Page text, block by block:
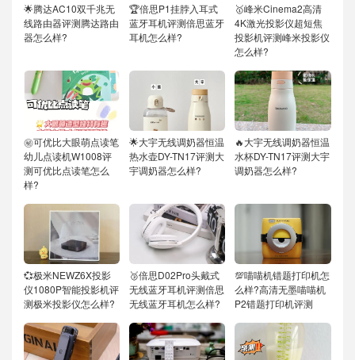
🌟腾达AC10双千兆无
线路由器评测腾达路由
器怎么样?
🏆倍思P1挂脖入耳式
蓝牙耳机评测倍思蓝牙
耳机怎么样?
🥇峰米Cinema2高清
4K激光投影仪超短焦
投影机评测峰米投影仪
怎么样?
㊙️可优比大眼萌点读笔
幼儿点读机W1008评
测可优比点读笔怎么
样?
🌟大宇无线调奶器恒温
热水壶DY-TN17评测大
宇调奶器怎么样?
🔥大宇无线调奶器恒温
水杯DY-TN17评测大宇
调奶器怎么样?
💞极米NEWZ6X投影
仪1080P智能投影机评
测极米投影仪怎么样?
🥉倍思D02Pro头戴式
无线蓝牙耳机评测倍思
无线蓝牙耳机怎么样?
💯喵喵机错题打印机怎
么样?高清无墨喵喵机
P2错题打印机评测